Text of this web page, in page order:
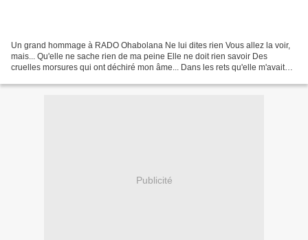
Un grand hommage à RADO Ohabolana Ne lui dites rien Vous allez la voir,
mais... Qu'elle ne sache rien de ma peine Elle ne doit rien savoir Des
cruelles morsures qui ont déchiré mon âme... Dans les rets qu'elle m'avait
Publicité